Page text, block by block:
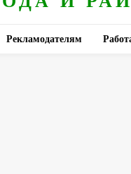
Рекламодателям